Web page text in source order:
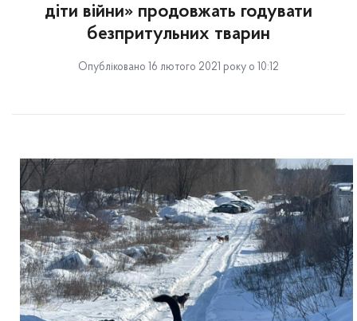
діти війни» продовжать годувати
безпритульних тварин
Опубліковано 16 лютого 2021 року о 10:12